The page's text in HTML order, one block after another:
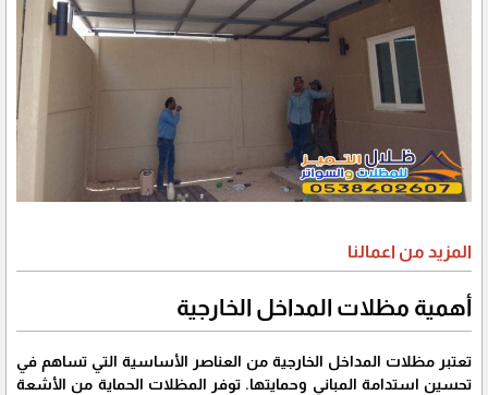
المزيد من اعمالنا
أهمية مظلات المداخل الخارجية
تعتبر مظلات المداخل الخارجية من العناصر الأساسية التي تساهم في
تحسين استدامة المباني وحمايتها. توفر المظلات الحماية من الأشعة